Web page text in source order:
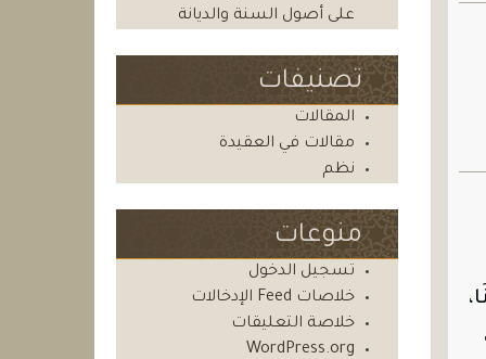
على أصول السنة والديانة
تصنيفات
المقالات
مقالات في العقيدة
نظم
منوعات
تسجيل الدخول
خلاصات Feed الإدخالات
خلاصة التعليقات
WordPress.org